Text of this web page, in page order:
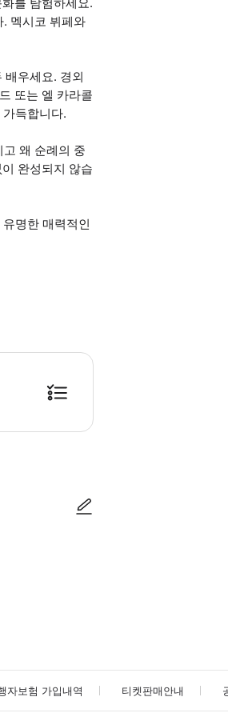
멕시코 뷔페와
배우세요. 경외
또는 엘 카라콜
득합니다.
왜 순례의 중
완성되지 않습
명한 매력적인
다. 올 인클루시브 옵션을 구매한 경우는 제
자보험 가입내역 티켓판매안내